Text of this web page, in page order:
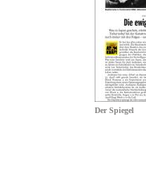
Der Spiegel